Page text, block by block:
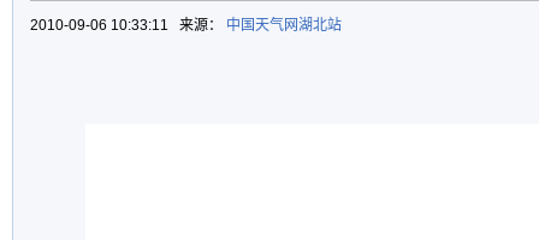
2010-09-06 10:33:11 来源： 中国天气网湖北站